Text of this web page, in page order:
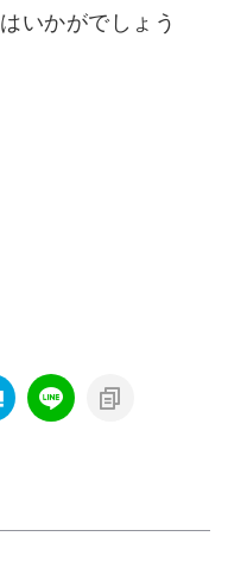
いかがでしょう